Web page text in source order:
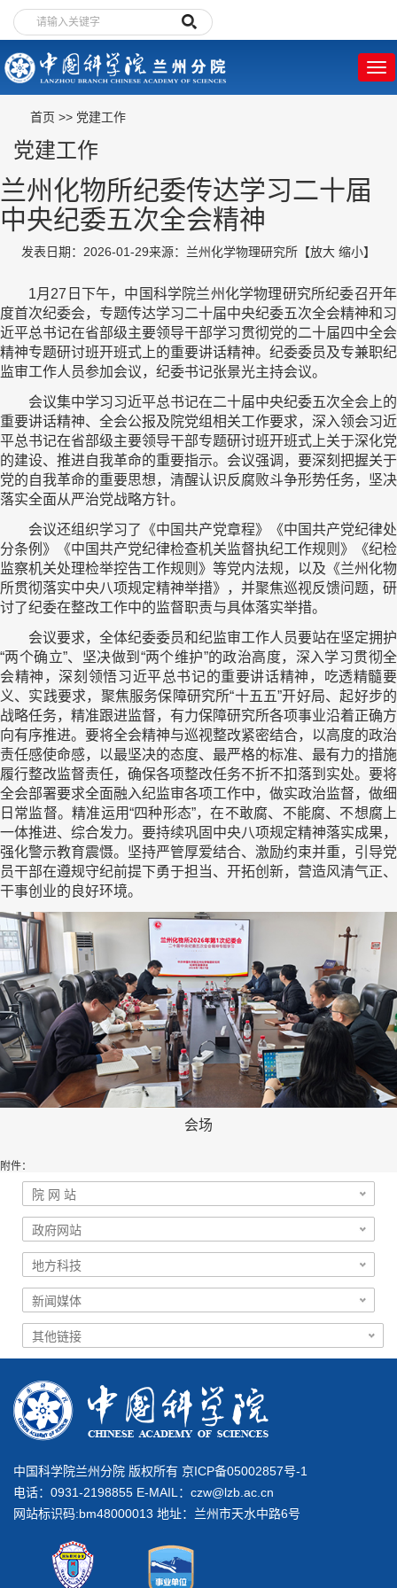
首页 >> 党建工作
党建工作
兰州化物所纪委传达学习二十届
中央纪委五次全会精神
发表日期：2026-01-29来源：兰州化学物理研究所 【放大 缩小】
1月27日下午，中国科学院兰州化学物理研究所纪委召开年
度首次纪委会，专题传达学习二十届中央纪委五次全会精神和习
近平总书记在省部级主要领导干部学习贯彻党的二十届四中全会
精神专题研讨班开班式上的重要讲话精神。纪委委员及专兼职纪
监审工作人员参加会议，纪委书记张景光主持会议。
会议集中学习习近平总书记在二十届中央纪委五次全会上的
重要讲话精神、全会公报及院党组相关工作要求，深入领会习近
平总书记在省部级主要领导干部专题研讨班开班式上关于深化党
的建设、推进自我革命的重要指示。会议强调，要深刻把握关于
党的自我革命的重要思想，清醒认识反腐败斗争形势任务，坚决
落实全面从严治党战略方针。
会议还组织学习了《中国共产党章程》《中国共产党纪律处
分条例》《中国共产党纪律检查机关监督执纪工作规则》《纪检
监察机关处理检举控告工作规则》等党内法规，以及《兰州化物
所贯彻落实中央八项规定精神举措》，并聚焦巡视反馈问题，研
讨了纪委在整改工作中的监督职责与具体落实举措。
会议要求，全体纪委委员和纪监审工作人员要站在坚定拥护
“两个确立”、坚决做到“两个维护”的政治高度，深入学习贯彻全
会精神，深刻领悟习近平总书记的重要讲话精神，吃透精髓要
义、实践要求，聚焦服务保障研究所“十五五”开好局、起好步的
战略任务，精准跟进监督，有力保障研究所各项事业沿着正确方
向有序推进。要将全会精神与巡视整改紧密结合，以高度的政治
责任感使命感，以最坚决的态度、最严格的标准、最有力的措施
履行整改监督责任，确保各项整改任务不折不扣落到实处。要将
全会部署要求全面融入纪监审各项工作中，做实政治监督，做细
日常监督。精准运用“四种形态”，在不敢腐、不能腐、不想腐上
一体推进、综合发力。要持续巩固中央八项规定精神落实成果，
强化警示教育震慑。坚持严管厚爱结合、激励约束并重，引导党
员干部在遵规守纪前提下勇于担当、开拓创新，营造风清气正、
干事创业的良好环境。
会场
附件：
中国科学院兰州分院 版权所有 京ICP备05002857号-1
电话：0931-2198855 E-MAIL： czw@lzb.ac.cn
网站标识码:bm48000013 地址：兰州市天水中路6号